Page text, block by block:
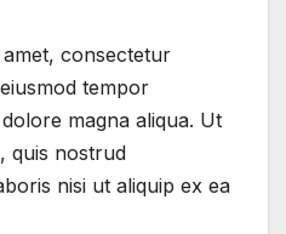
consectetur
tempor
magna aliqua. Ut
, quis nostrud
nisi ut aliquip ex ea